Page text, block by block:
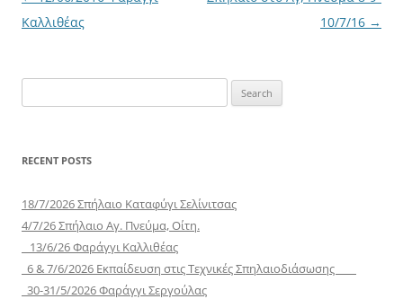
navigation
Καλλιθέας
10/7/16 →
for:
RECENT POSTS
18/7/2026 Σπήλαιο Καταφύγι Σελίνιτσας
4/7/26 Σπήλαιο Αγ. Πνεύμα, Οίτη.
13/6/26 Φαράγγι Καλλιθέας
6 & 7/6/2026 Εκπαίδευση στις Τεχνικές Σπηλαιοδιάσωσης
30-31/5/2026 Φαράγγι Σεργούλας